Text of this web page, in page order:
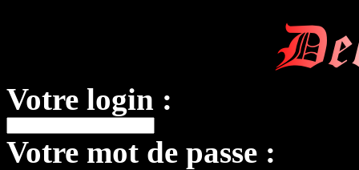
Votre login :
Votre mot de passe :